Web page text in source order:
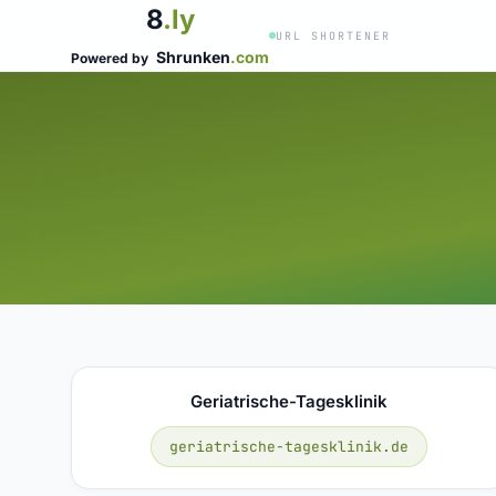
8.ly
Powered by Shrunken.com
URL SHORTENER
Geriatrische-Tagesklinik
geriatrische-tagesklinik.de